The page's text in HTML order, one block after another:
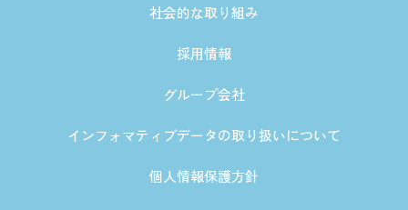
社会的な取り組み
採用情報
グループ会社
インフォマティブデータの取り扱いについて
個人情報保護方針